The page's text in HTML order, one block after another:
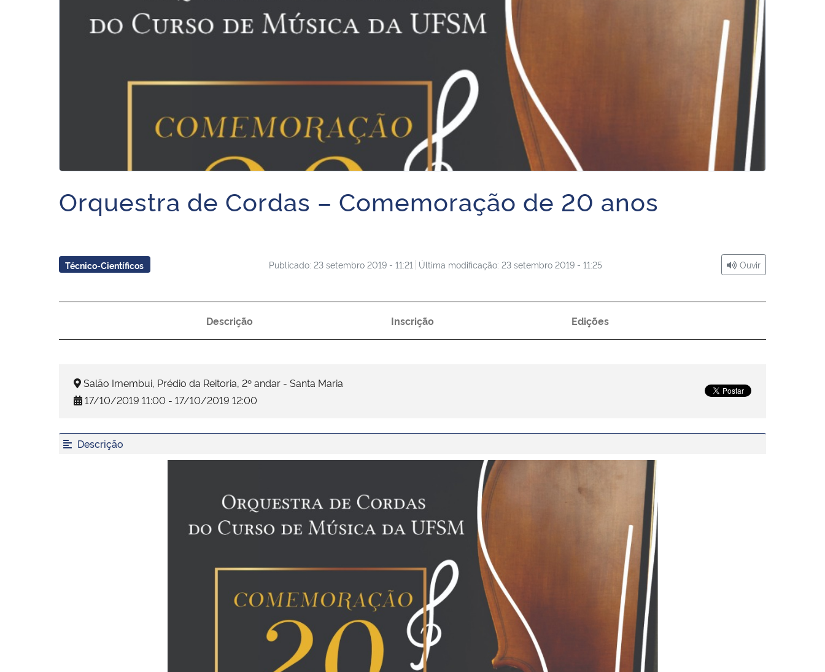
Orquestra de Cordas – Comemoração de 20 anos
Técnico-Científicos Publicado: 23 setembro 2019 - 11:21 Última modificação: 23 setembro 2019 - 11:25 Ouvir
Descrição Inscrição Edições
Salão Imembui, Prédio da Reitoria, 2º andar - Santa Maria
17/10/2019 11:00 - 17/10/2019 12:00
Descrição